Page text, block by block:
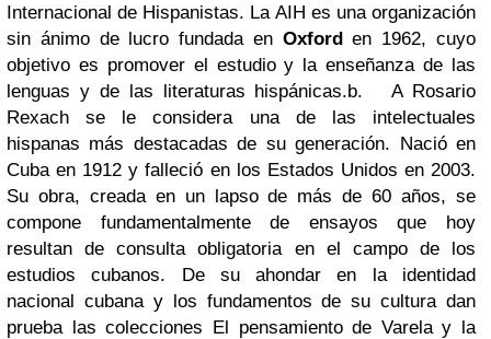
Internacional de Hispanistas. La AIH es una organización
sin ánimo de lucro fundada en Oxforden 1962, cuyo
objetivo es promover el estudio y la enseñanza de las
lenguas y de las literaturas hispánicas.b.
A Rosario
Rexach se le considera una de las intelectuales
hispanas más destacadas de su generación. Nació en
Cuba en 1912 y falleció en los Estados Unidos en 2003.
Su obra, creada en un lapso de más de 60 años, se
compone fundamentalmente de ensayos que hoy
resultan de consulta obligatoria en el campo de los
estudios cubanos. De su ahondar en la identidad
nacional cubana y los fundamentos de su cultura dan
prueba las colecciones El pensamiento de Varela y la